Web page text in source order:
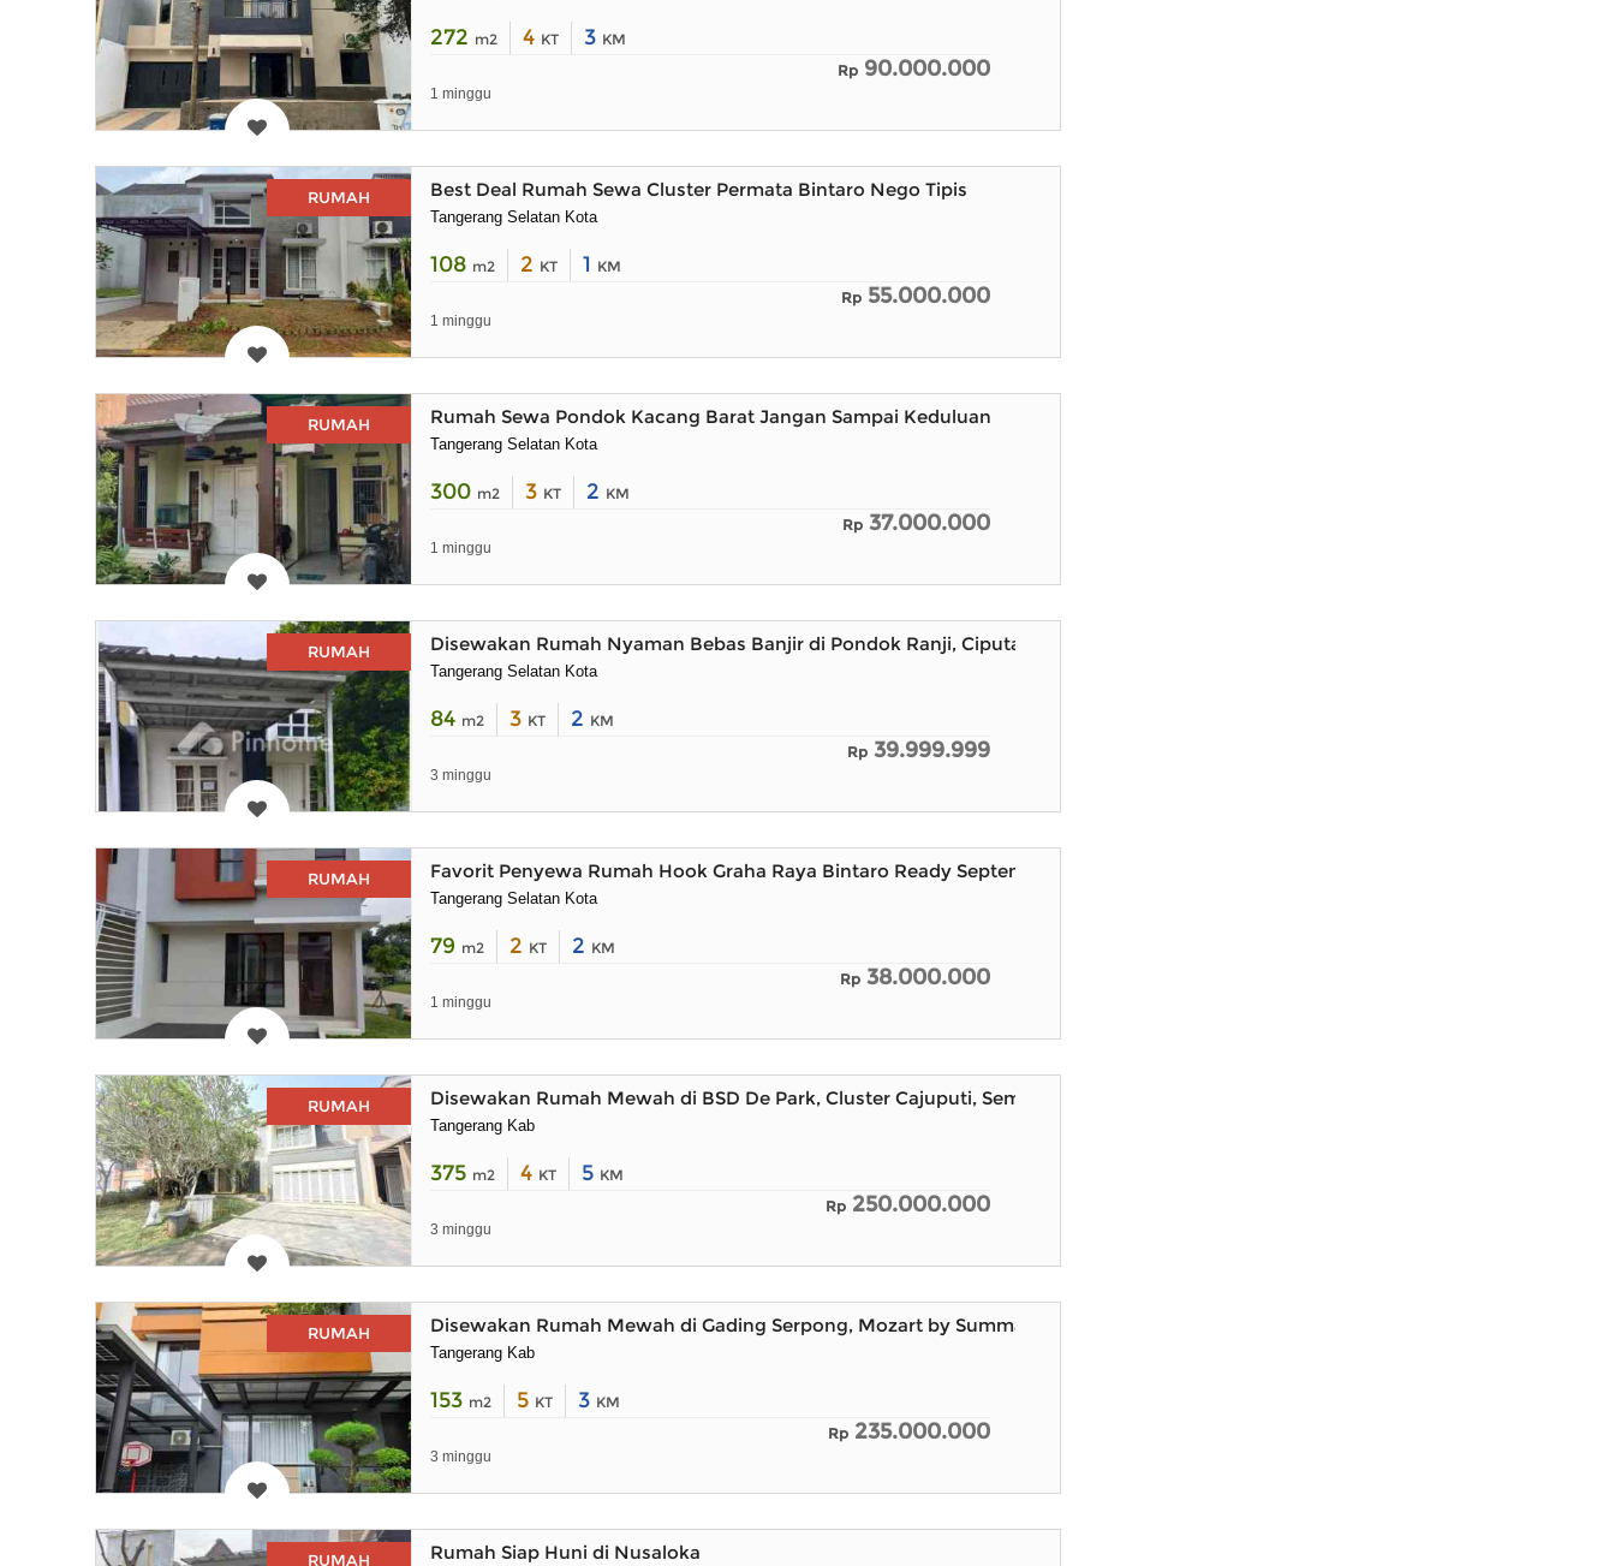
272 m2 4 KT 3 KM
Rp 90.000.000
1 minggu
RUMAH Best Deal Rumah Sewa Cluster Permata Bintaro Nego Tipis
Tangerang Selatan Kota
108 m2 2 KT 1 KM
Rp 55.000.000
1 minggu
RUMAH Rumah Sewa Pondok Kacang Barat Jangan Sampai Keduluan
Tangerang Selatan Kota
300 m2 3 KT 2 KM
Rp 37.000.000
1 minggu
RUMAH Disewakan Rumah Nyaman Bebas Banjir di Pondok Ranji, Ciputat Timur
Tangerang Selatan Kota
84 m2 3 KT 2 KM
Rp 39.999.999
3 minggu
RUMAH Favorit Penyewa Rumah Hook Graha Raya Bintaro Ready September
Tangerang Selatan Kota
79 m2 2 KT 2 KM
Rp 38.000.000
1 minggu
RUMAH Disewakan Rumah Mewah di BSD De Park, Cluster Cajuputi, Semi Furnish
Tangerang Kab
375 m2 4 KT 5 KM
Rp 250.000.000
3 minggu
RUMAH Disewakan Rumah Mewah di Gading Serpong, Mozart by Summarecon, Furnish
Tangerang Kab
153 m2 5 KT 3 KM
Rp 235.000.000
3 minggu
RUMAH Rumah Siap Huni di Nusaloka